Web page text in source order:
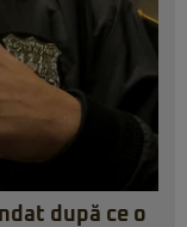
după ce o